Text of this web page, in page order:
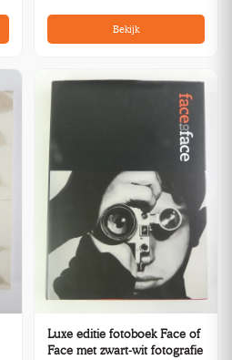
Bekijk
Luxe editie fotoboek Face of
Face met zwart-wit fotografie